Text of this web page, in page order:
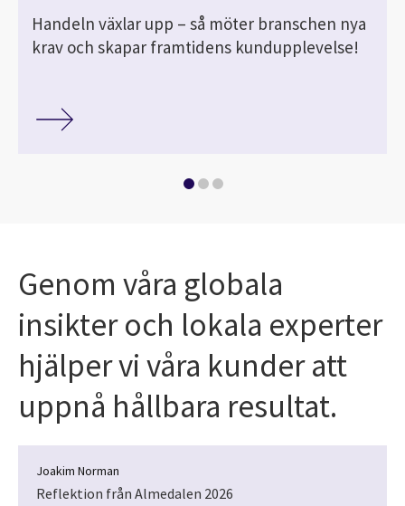
Handeln växlar upp – så möter branschen nya
krav och skapar framtidens kundupplevelse!
Genom våra globala
insikter och lokala experter
hjälper vi våra kunder att
uppnå hållbara resultat.
Joakim Norman
Reflektion från Almedalen 2026